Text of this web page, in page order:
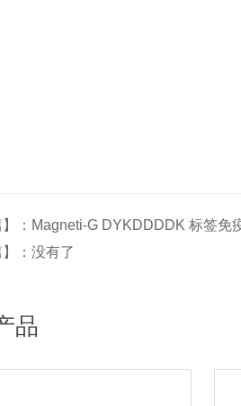
】：Magneti-G DYKDDDDK 标签免
】：没有了
品